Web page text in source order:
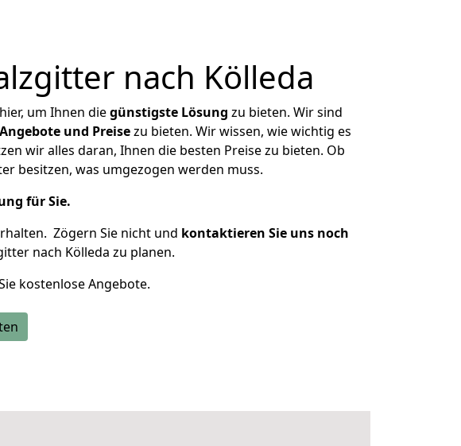
nach Kölleda
um Ihnen diegünstigste Lösung zu bieten. Wir sind
und Preisezu bieten. Wir wissen, wie wichtig es
wir alles daran, Ihnen die besten Preise zu bieten. Ob
besitzen, was umgezogen werden muss.
für Sie.
Zögern Sie nicht und kontaktieren Sie uns noch
nach Kölleda zu planen.
kostenlose Angebote.